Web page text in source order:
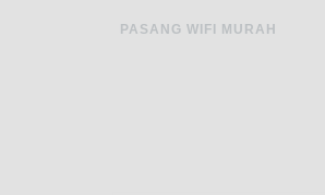
PASANG WIFI MURAH